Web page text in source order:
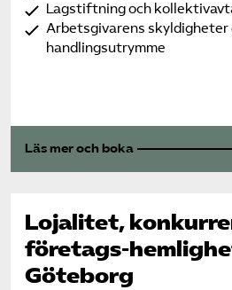
Lagstiftning och
Arbetsgivarens skyldigheter
handlingsutrymme
Läs mer och boka
Lojalitet,
företags-
Göteborg